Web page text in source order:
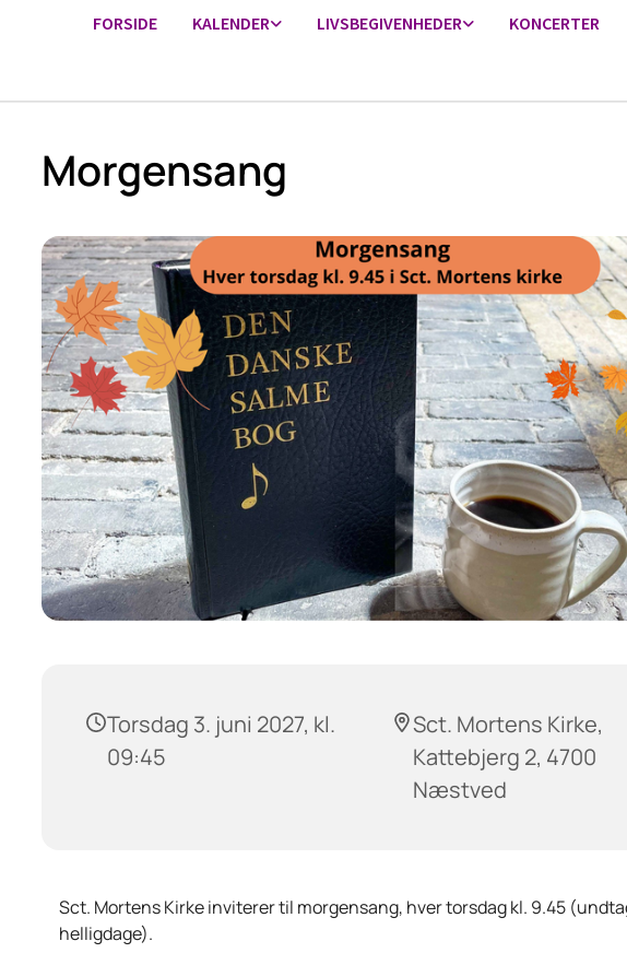
FORSIDE KALENDER LIVSBEGIVENHEDER KONCERTER
Morgensang
Torsdag 3. juni 2027, kl.
09:45
Sct. Mortens Kirke,
Kattebjerg 2, 4700
Næstved
Sct. Mortens Kirke inviterer til morgensang, hver torsdag kl. 9.45
helligdage).